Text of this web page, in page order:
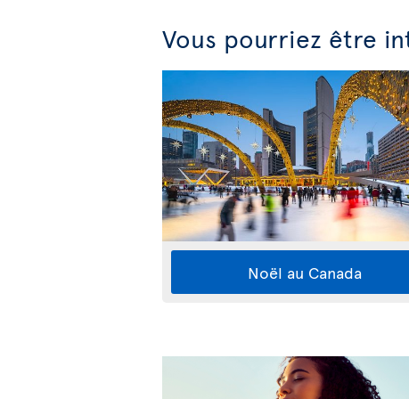
Vous pourriez être
Noël au Canada